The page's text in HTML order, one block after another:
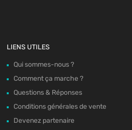
LIENS UTILES
Qui sommes-nous ?
Comment ça marche ?
Questions & Réponses
Conditions générales de vente
Devenez partenaire